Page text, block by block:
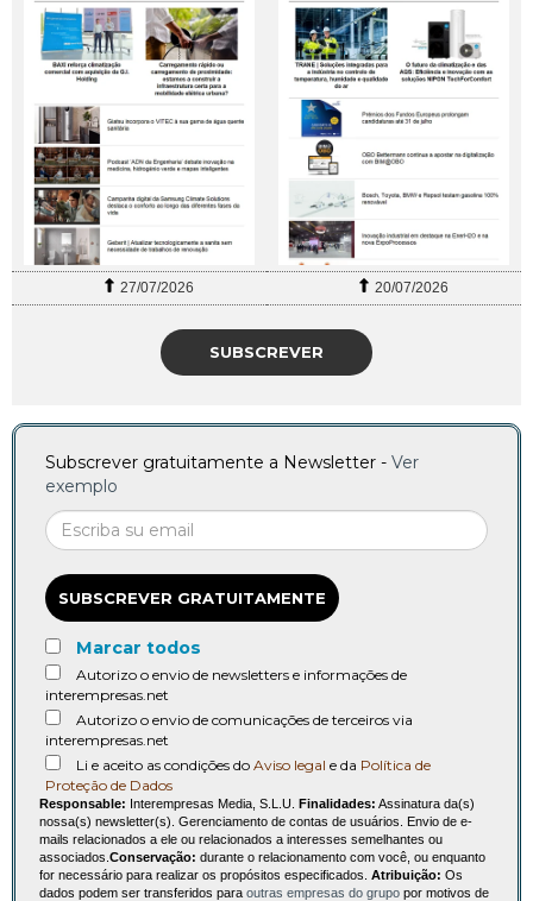
27/07/2026 20/07/2026
SUBSCREVER
Subscrever gratuitamente a Newsletter - Ver
exemplo
SUBSCREVER GRATUITAMENTE
Marcar todos
Autorizo o envio de newsletters e informações de
interempresas.net
Autorizo o envio de comunicações de terceiros via
interempresas.net
Li e aceito as condições do Aviso legal e da Política de
Proteção de Dados
Responsable: Interempresas Media, S.L.U. Finalidades: Assinatura da(s)
nossa(s) newsletter(s). Gerenciamento de contas de usuários. Envio de e-
mails relacionados a ele ou relacionados a interesses semelhantes ou
associados. Conservação: durante o relacionamento com você, ou enquanto
for necessário para realizar os propósitos especificados. Atribuição: Os
dados podem ser transferidos para outras empresas do grupo por motivos de